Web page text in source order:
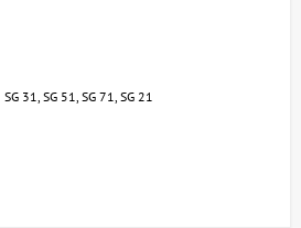
SG 31, SG 51, SG 71, SG 21